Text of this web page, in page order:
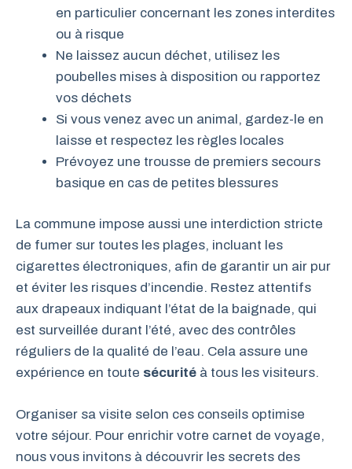
en particulier concernant les zones interdites
ou à risque
Ne laissez aucun déchet, utilisez les
poubelles mises à disposition ou rapportez
vos déchets
Si vous venez avec un animal, gardez-le en
laisse et respectez les règles locales
Prévoyez une trousse de premiers secours
basique en cas de petites blessures
La commune impose aussi une interdiction stricte
de fumer sur toutes les plages, incluant les
cigarettes électroniques, afin de garantir un air pur
et éviter les risques d’incendie. Restez attentifs
aux drapeaux indiquant l’état de la baignade, qui
est surveillée durant l’été, avec des contrôles
réguliers de la qualité de l’eau. Cela assure une
expérience en toute sécurité à tous les visiteurs.
Organiser sa visite selon ces conseils optimise
votre séjour. Pour enrichir votre carnet de voyage,
nous vous invitons à découvrir les secrets des